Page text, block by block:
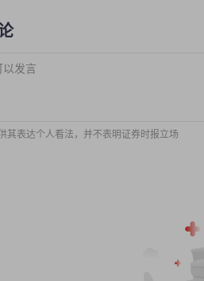
以发言
其表达个人看法，并不表明证券时报立场